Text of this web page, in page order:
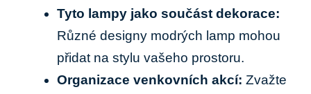
Tyto lampy jako součást dekorace:
Různé designy modrých lamp mohou
přidat na stylu vašeho prostoru.
Organizace venkovních akcí: Zvažte